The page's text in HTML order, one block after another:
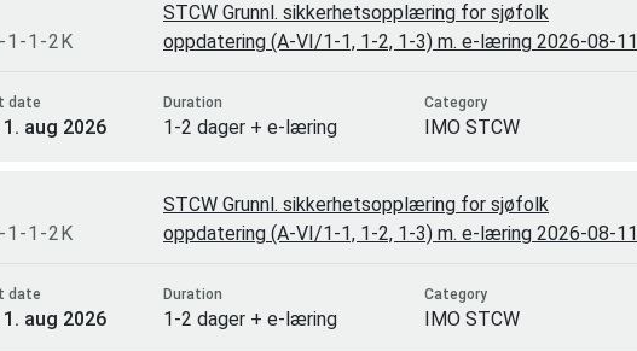
1-1-2K
date
aug 2026
STCW Grunnl. sikkerhetsopplæring for sjøfolk
oppdatering (A-VI/1-1, 1-2, 1-3) m. e-læring 2026-08-11
Duration
1-2 dager + e-læring
Category
IMO STCW
1-1-2K
date
aug 2026
STCW Grunnl. sikkerhetsopplæring for sjøfolk
oppdatering (A-VI/1-1, 1-2, 1-3) m. e-læring 2026-08-11
Duration
1-2 dager + e-læring
Category
IMO STCW